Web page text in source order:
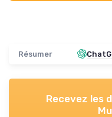
Résumer
Recevez les